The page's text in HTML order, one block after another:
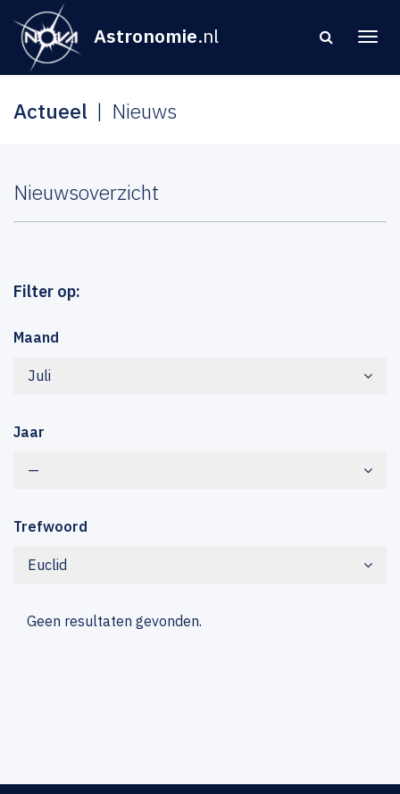
Astronomie.nl
Actueel Nieuws
Nieuwsoverzicht
Filter op:
Maand
Juli
Jaar
—
Trefwoord
Euclid
Geen resultaten gevonden.